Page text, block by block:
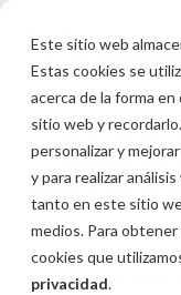
Este sitio web
Estas cookies se
acerca de la forma
sitio web y
personalizar y
y para realizar
tanto en este sitio
medios. Para
cookies que
privacidad.
Novedades